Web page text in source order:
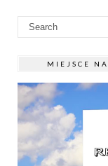
MIEJSCE